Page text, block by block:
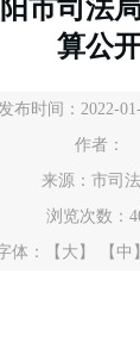
市司法
算公
布时间：2022-
作者：
来源：市司
浏览次数：
体：
【大】 【中】